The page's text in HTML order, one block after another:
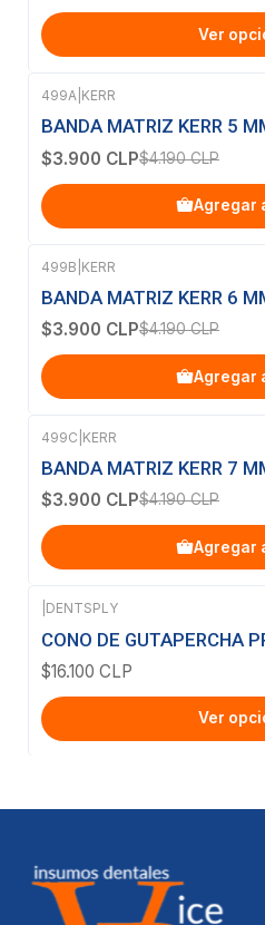
Ver
-7% OFF
499A KERR
BANDA MATRIZ KERR 5
$3.900 CLP$4.190 CLP
Agregar
-7% OFF
499B KERR
BANDA MATRIZ KERR 6
$3.900 CLP$4.190 CLP
Agregar
-7% OFF
499C KERR
BANDA MATRIZ KERR 7
$3.900 CLP$4.190 CLP
Agregar
DENTSPLY
CONO DE GUTAPERCHA
$16.100 CLP
Ver